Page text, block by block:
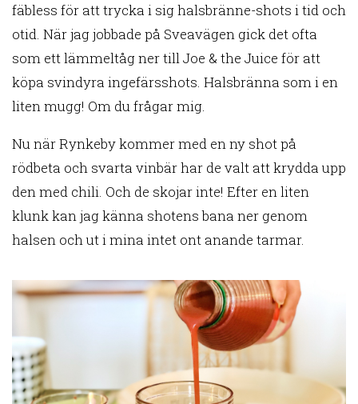
fäbless för att trycka i sig halsbränne-shots i tid och
otid. När jag jobbade på Sveavägen gick det ofta
som ett lämmeltåg ner till Joe & the Juice för att
köpa svindyra ingefärsshots. Halsbränna som i en
liten mugg! Om du frågar mig.
Nu när Rynkeby kommer med en ny shot på
rödbeta och svarta vinbär har de valt att krydda upp
den med chili. Och de skojar inte! Efter en liten
klunk kan jag känna shotens bana ner genom
halsen och ut i mina intet ont anande tarmar.